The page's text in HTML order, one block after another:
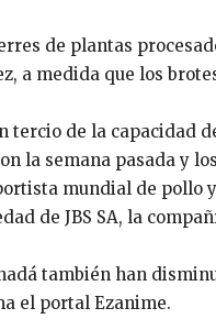
de plantas
a medida que los
tercio de la capacidad
la semana pasada y
mundial de pollo
de JBS SA, la
también han
el portal Ezanime.